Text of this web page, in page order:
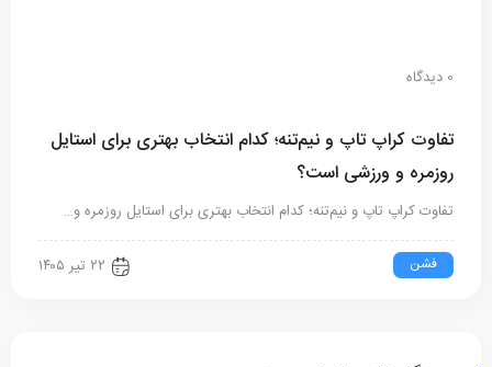
0 دیدگاه
تفاوت کراپ تاپ و نیم‌تنه؛ کدام انتخاب بهتری برای استایل
روزمره و ورزشی است؟
تفاوت کراپ تاپ و نیم‌تنه؛ کدام انتخاب بهتری برای استایل روزمره و…
فشن ۲۲ تیر ۱۴۰۵